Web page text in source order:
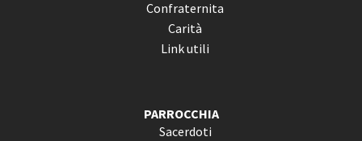
Confraternita
Carità
Link utili
PARROCCHIA
Sacerdoti